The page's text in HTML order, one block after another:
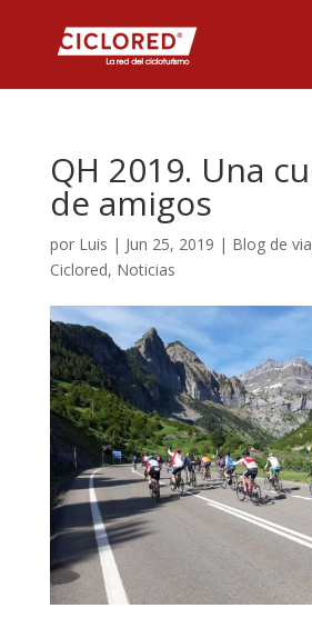
QH 2019. Una
de amigos
por Luis | Jun 25, 2019 | Blog de
Ciclored, Noticias